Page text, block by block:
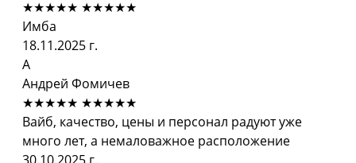
★★★★★ ★★★★★
Имба
18.11.2025 г.
А
Андрей Фомичев
★★★★★ ★★★★★
Вайб, качество, цены и персонал радуют уже
много лет, а немаловажное расположение